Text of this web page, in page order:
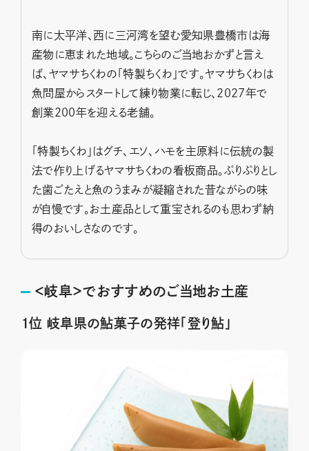
南に太平洋、西に三河湾を望む愛知県豊橋市は海
産物に恵まれた地域。こちらのご当地おかずと言え
ば、ヤマサちくわの「特製ちくわ」です。ヤマサちくわは
魚問屋からスタートして練り物業に転じ、2027年で
創業200年を迎える老舗。
「特製ちくわ」はグチ、エソ、ハモを主原料に伝統の製
法で作り上げるヤマサちくわの看板商品。ぷりぷりとし
た歯ごたえと魚のうまみが凝縮された昔ながらの味
が自慢です。お土産品として重宝されるのも思わず納
得のおいしさなのです。
＜岐阜＞でおすすめのご当地お土産
１位 岐阜県の鮎菓子の発祥「登り鮎」